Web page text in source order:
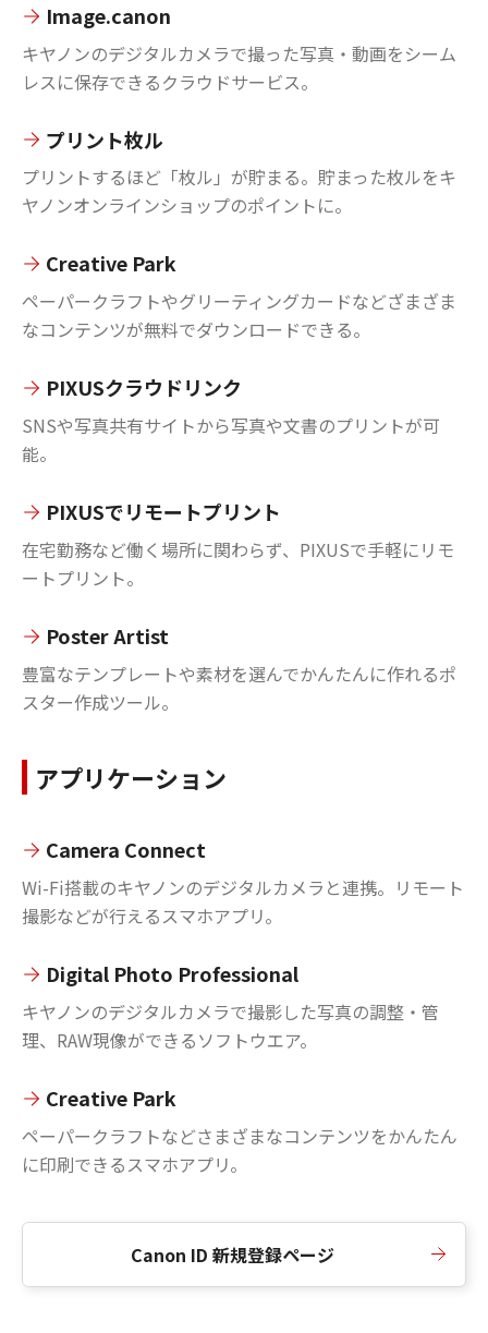
Image.canon
キヤノンのデジタルカメラで撮った写真・動画をシーム
レスに保存できるクラウドサービス。
プリント枚ル
プリントするほど「枚ル」が貯まる。貯まった枚ルをキ
ヤノンオンラインショップのポイントに。
Creative Park
ペーパークラフトやグリーティングカードなどざまざま
なコンテンツが無料でダウンロードできる。
PIXUSクラウドリンク
SNSや写真共有サイトから写真や文書のプリントが可
能。
PIXUSでリモートプリント
在宅勤務など働く場所に関わらず、PIXUSで手軽にリモ
ートプリント。
Poster Artist
豊富なテンプレートや素材を選んでかんたんに作れるポ
スター作成ツール。
アプリケーション
Camera Connect
Wi-Fi搭載のキヤノンのデジタルカメラと連携。リモート
撮影などが行えるスマホアプリ。
Digital Photo Professional
キヤノンのデジタルカメラで撮影した写真の調整・管
理、RAW現像ができるソフトウエア。
Creative Park
ペーパークラフトなどさまざまなコンテンツをかんたん
に印刷できるスマホアプリ。
Canon ID 新規登録ページ